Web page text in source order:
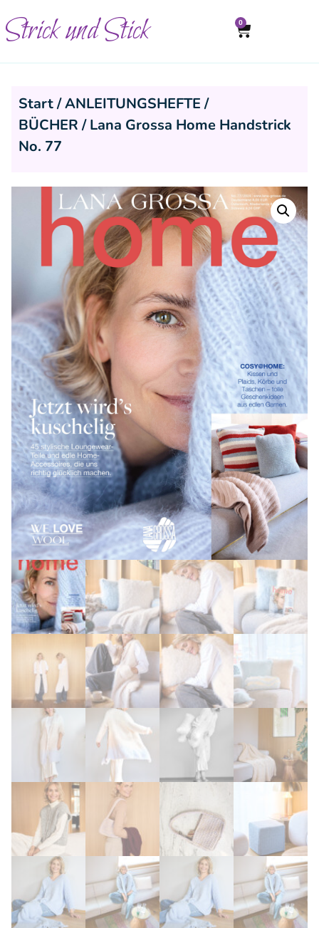
Strick und Stick 0
Start/ANLEITUNGSHEFTE /
BÜCHER/ Lana Grossa Home Handstrick
No. 77